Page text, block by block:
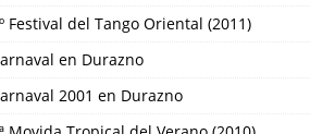
Festival del Tango Oriental (2011)
en Durazno
2001 en Durazno